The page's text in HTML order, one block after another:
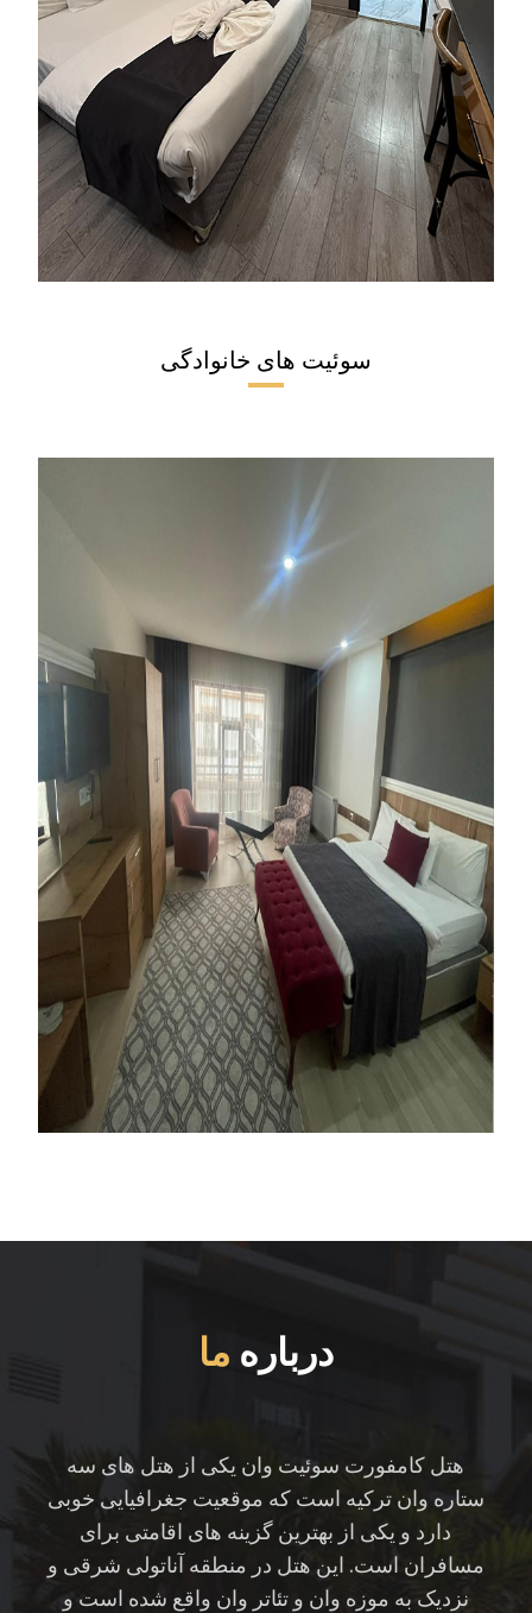
سوئیت های خانوادگی
درباره ما
هتل کامفورت سوئیت وان یکی از هتل های سه
ستاره وان ترکیه است که موقعیت جغرافیایی خوبی
دارد و یکی از بهترین گزینه های اقامتی برای
مسافران است. این هتل در منطقه آناتولی شرقی و
نزدیک به موزه وان و تئاتر وان واقع شده است و